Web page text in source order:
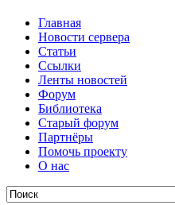
Главная
Новости сервера
Статьи
Ссылки
Ленты новостей
Форум
Библиотека
Старый форум
Партнёры
Помочь проекту
О нас